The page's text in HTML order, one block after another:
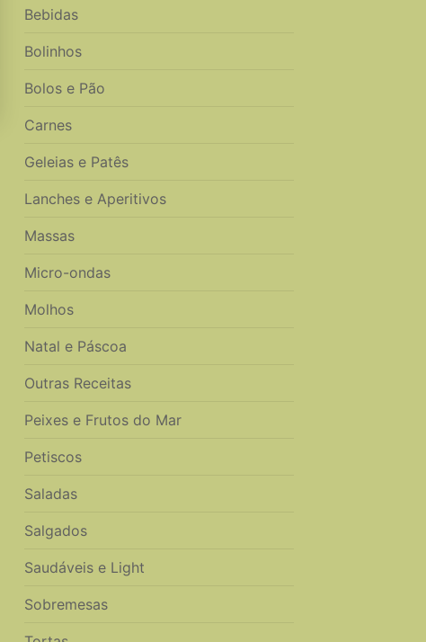
Bebidas
Bolinhos
Bolos e Pão
Carnes
Geleias e Patês
Lanches e Aperitivos
Massas
Micro-ondas
Molhos
Natal e Páscoa
Outras Receitas
Peixes e Frutos do Mar
Petiscos
Saladas
Salgados
Saudáveis e Light
Sobremesas